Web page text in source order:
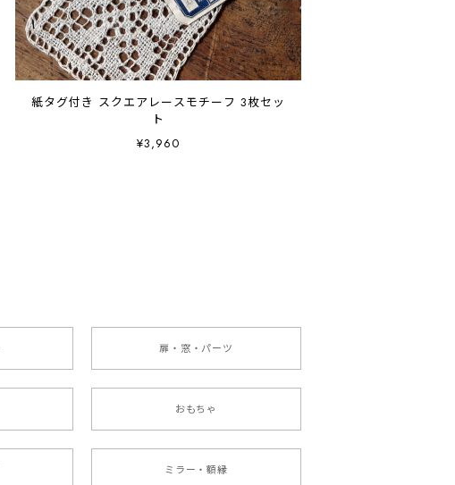
紙タグ付き スクエアレースモチーフ 3枚セッ
ト
¥3,960
扉・窓・パーツ
おもちゃ
ミラー・額縁